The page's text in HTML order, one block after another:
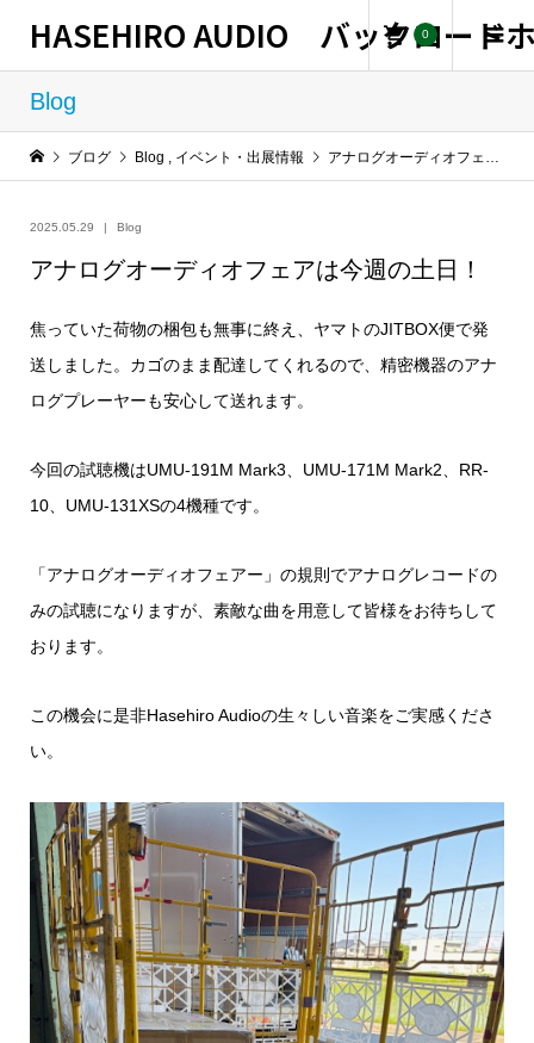
HASEHIRO AUDIO バックロード
0
Blog
ブログ Blog , イベント・出展情報 アナログオーディオフェアは今週の土日！
2025.05.29 Blog
アナログオーディオフェアは今週の土日！
焦っていた荷物の梱包も無事に終え、ヤマトのJITBOX便で発
送しました。カゴのまま配達してくれるので、精密機器のアナ
ログプレーヤーも安心して送れます。
今回の試聴機はUMU-191M Mark3、UMU-171M Mark2、RR-
10、UMU-131XSの4機種です。
「アナログオーディオフェアー」の規則でアナログレコードの
みの試聴になりますが、素敵な曲を用意して皆様をお待ちして
おります。
この機会に是非Hasehiro Audioの生々しい音楽をご実感くださ
い。